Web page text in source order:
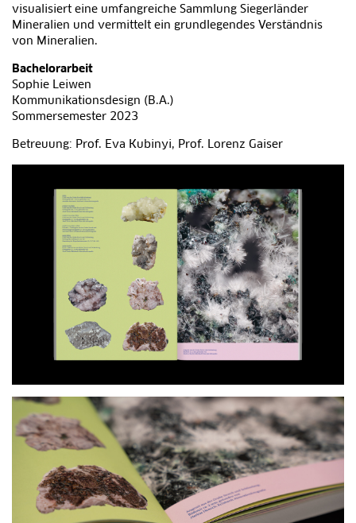
visualisiert eine umfangreiche Sammlung Siegerländer
Mineralien und vermittelt ein grundlegendes Verständnis
von Mineralien.
Bachelorarbeit
Sophie Leiwen
Kommunikationsdesign (B.A.)
Sommersemester 2023
Betreuung: Prof. Eva Kubinyi, Prof. Lorenz Gaiser